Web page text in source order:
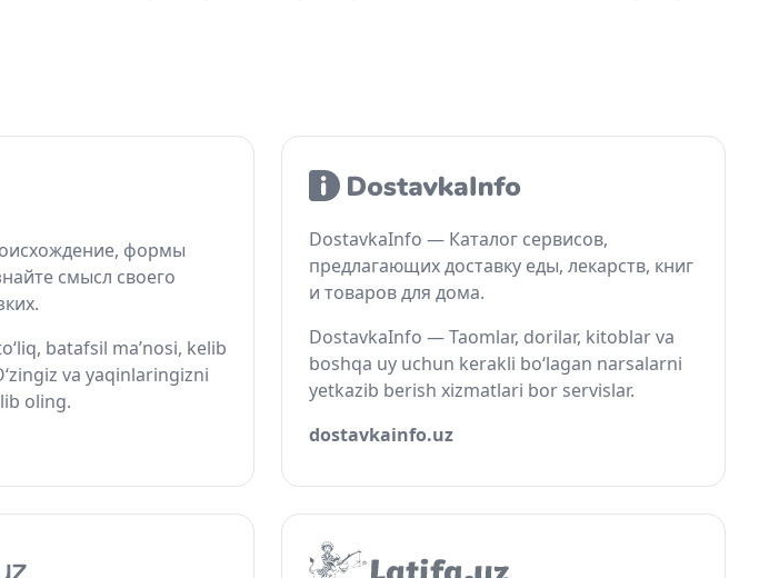
формы
смысл своего
batafsil ma’nosi, kelib
va yaqinlaringizni
oling.
DostavkaInfo — Каталог сервисов,
предлагающих доставку еды, лекарств, книг
и товаров для дома.
DostavkaInfo — Taomlar, dorilar, kitoblar va
boshqa uy uchun kerakli bo‘lagan narsalarni
yetkazib berish xizmatlari bor servislar.
dostavkainfo.uz